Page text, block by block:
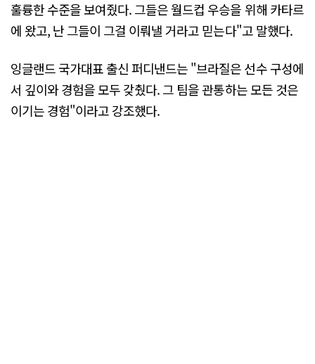
훌륭한 수준을 보여줬다. 그들은 월드컵 우승을 위해 카타르
에 왔고, 난 그들이 그걸 이뤄낼 거라고 믿는다"고 말했다.
잉글랜드 국가대표 출신 퍼디낸드는 "브라질은 선수 구성에
서 깊이와 경험을 모두 갖췄다. 그 팀을 관통하는 모든 것은
이기는 경험"이라고 강조했다.